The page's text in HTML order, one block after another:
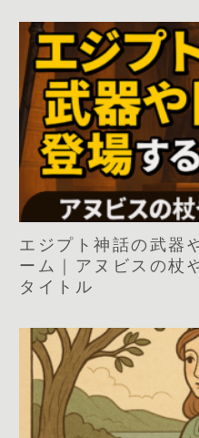
エジプト神話の武器
ーム｜アヌビスの杖
タイトル